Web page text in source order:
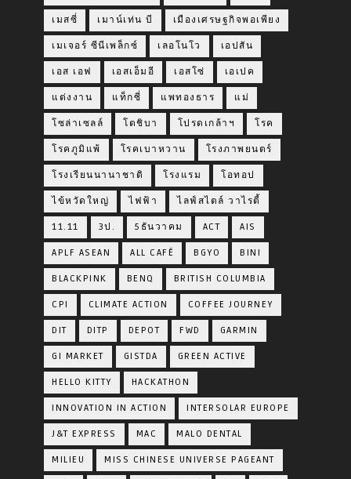
เมสซี่ เมาน์เท่น บี เมืองเศรษฐกิจพอเพียง
เมเจอร์ ซีนีเพล็กซ์ เลอโนโว เอปสัน
เอส เอฟ เอสเอ็มอี เอสโซ่ เอเปค
แต่งงาน แท็กซี่ แพทองธาร แม่
โซล่าเซลล์ โตชิบา โปรดเกล้าฯ โรค
โรคภูมิแพ้ โรคเบาหวาน โรงภาพยนตร์
โรงเรียนนานาชาติ โรงแรม โอทอป
ไข้หวัดใหญ่ ไฟฟ้า ไลฟ์สไตล์ วาไรตี้
11.11 3ป. 5ธันวาคม ACT AIS
APLF ASEAN ALL CAFÉ BGYO BINI
BLACKPINK BENQ BRITISH COLUMBIA
CPI CLIMATE ACTION COFFEE JOURNEY
DIT DITP DEPOT FWD GARMIN
GI MARKET GISTDA GREEN ACTIVE
HELLO KITTY HACKATHON
INNOVATION IN ACTION INTERSOLAR EUROPE
J&T EXPRESS MAC MALO DENTAL
MILIEU MISS CHINESE UNIVERSE PAGEANT